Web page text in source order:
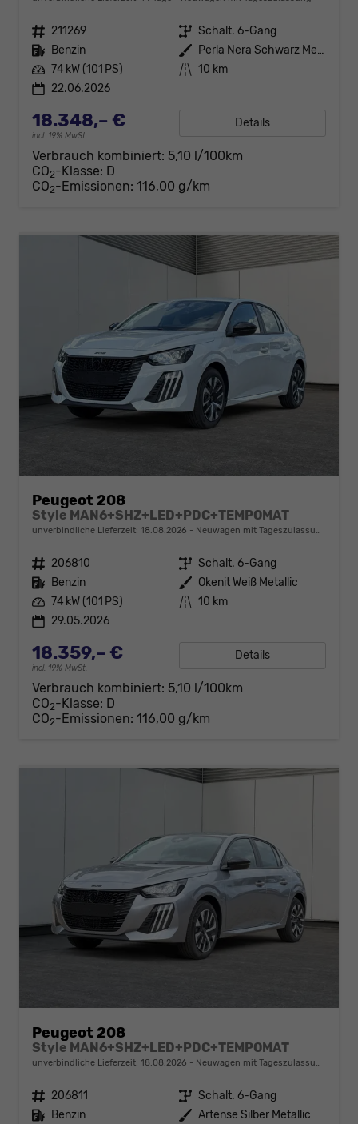
Fahrzeugnr. 211269 Getriebe Schalt. 6-Gang
Kraftstoff Benzin Außenfarbe
Perla Nera Schwarz Metallic
Leistung 74 kW (101 PS) Kilometerstand 10 km
22.06.2026
18.348,– €
incl. 19% MwSt.
Details
Verbrauch kombiniert: 5,10 l/100km
CO2-Klasse: D
CO2-Emissionen: 116,00 g/km
Peugeot 208
Style MAN6+SHZ+LED+PDC+TEMPOMAT
unverbindliche Lieferzeit: 18.08.2026 Neuwagen mit Tageszulassung
Fahrzeugnr. 206810 Getriebe Schalt. 6-Gang
Kraftstoff Benzin Außenfarbe Okenit Weiß Metallic
Leistung 74 kW (101 PS) Kilometerstand 10 km
29.05.2026
18.359,– €
incl. 19% MwSt.
Details
Verbrauch kombiniert: 5,10 l/100km
CO2-Klasse: D
CO2-Emissionen: 116,00 g/km
Peugeot 208
Style MAN6+SHZ+LED+PDC+TEMPOMAT
unverbindliche Lieferzeit: 18.08.2026 Neuwagen mit Tageszulassung
Fahrzeugnr. 206811 Getriebe Schalt. 6-Gang
Kraftstoff Benzin Außenfarbe Artense Silber Metallic